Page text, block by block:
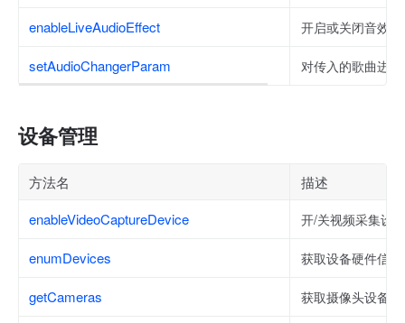
enableLiveAudioEffect 开启或关闭音效
setAudioChangerParam 对传入的歌曲进
设备管理
方法名
描述
enableVideoCaptureDevice
开/关视频采集设
enumDevices 获取设备硬件信
getCameras 获取摄像头设备